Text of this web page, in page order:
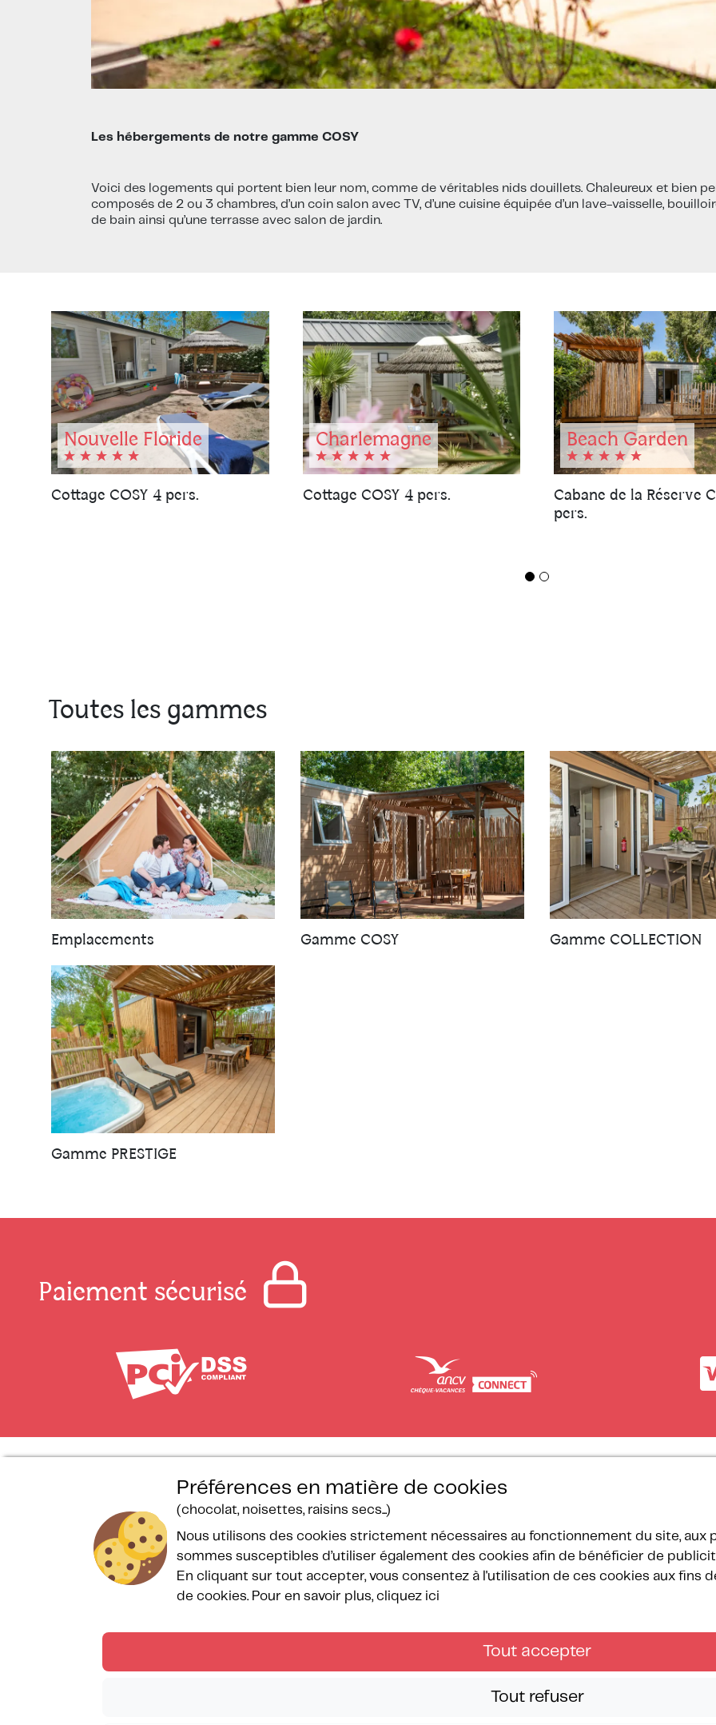
Les hébergements de notre gamme COSY
Voici des logements qui portent bien leur nom, comme de véritables nids douillets. Chaleureux et bien
composés de 2 ou 3 chambres, d’un coin salon avec TV, d’une cuisine équipée d’un lave-vaisselle,
de bain ainsi qu’une terrasse avec salon de jardin.
Nouvelle Floride
Cottage COSY 4 pers.
Charlemagne
Cottage COSY 4 pers.
Beach Garden
Cabane de la Réserve
pers.
Toutes les gammes
Emplacements Gamme COSY Gamme COLLECTION
Gamme PRESTIGE
Paiement sécurisé
Mentions Légales
Règlement interieur
Charte de protection des
Spa Bulle des Sables
FAQ
Plan des campings
Bulletin de
réservation
Tarifs
Contact
Préférences en matière de cookies
(chocolat, noisettes, raisins secs...)
Nous utilisons des cookies strictement nécessaires au fonctionnement du site, aux
sommes susceptibles d’utiliser également des cookies afin de bénéficier de
En cliquant sur tout accepter, vous consentez à l'utilisation de ces cookies aux fins
de cookies. Pour en savoir plus, cliquez ici
Tout accepter
Tout refuser